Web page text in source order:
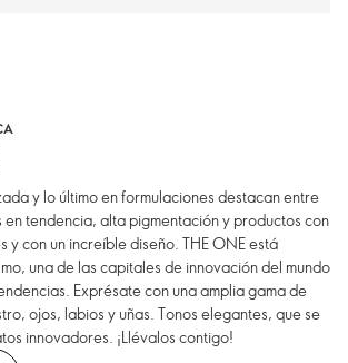
y lo último en formulaciones destacan entre
en tendencia, alta pigmentación y productos con
y con un increíble diseño. THE ONE está
una de las capitales de innovación del mundo
Exprésate con una amplia gama de
ojos, labios y uñas. Tonos elegantes, que se
innovadores. ¡Llévalos contigo!